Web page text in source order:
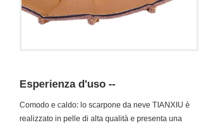
Esperienza d'uso --
Comodo e caldo: lo scarpone da neve TIANXIU è
realizzato in pelle di alta qualità e presenta una